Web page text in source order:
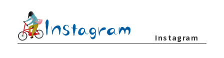
Instagram